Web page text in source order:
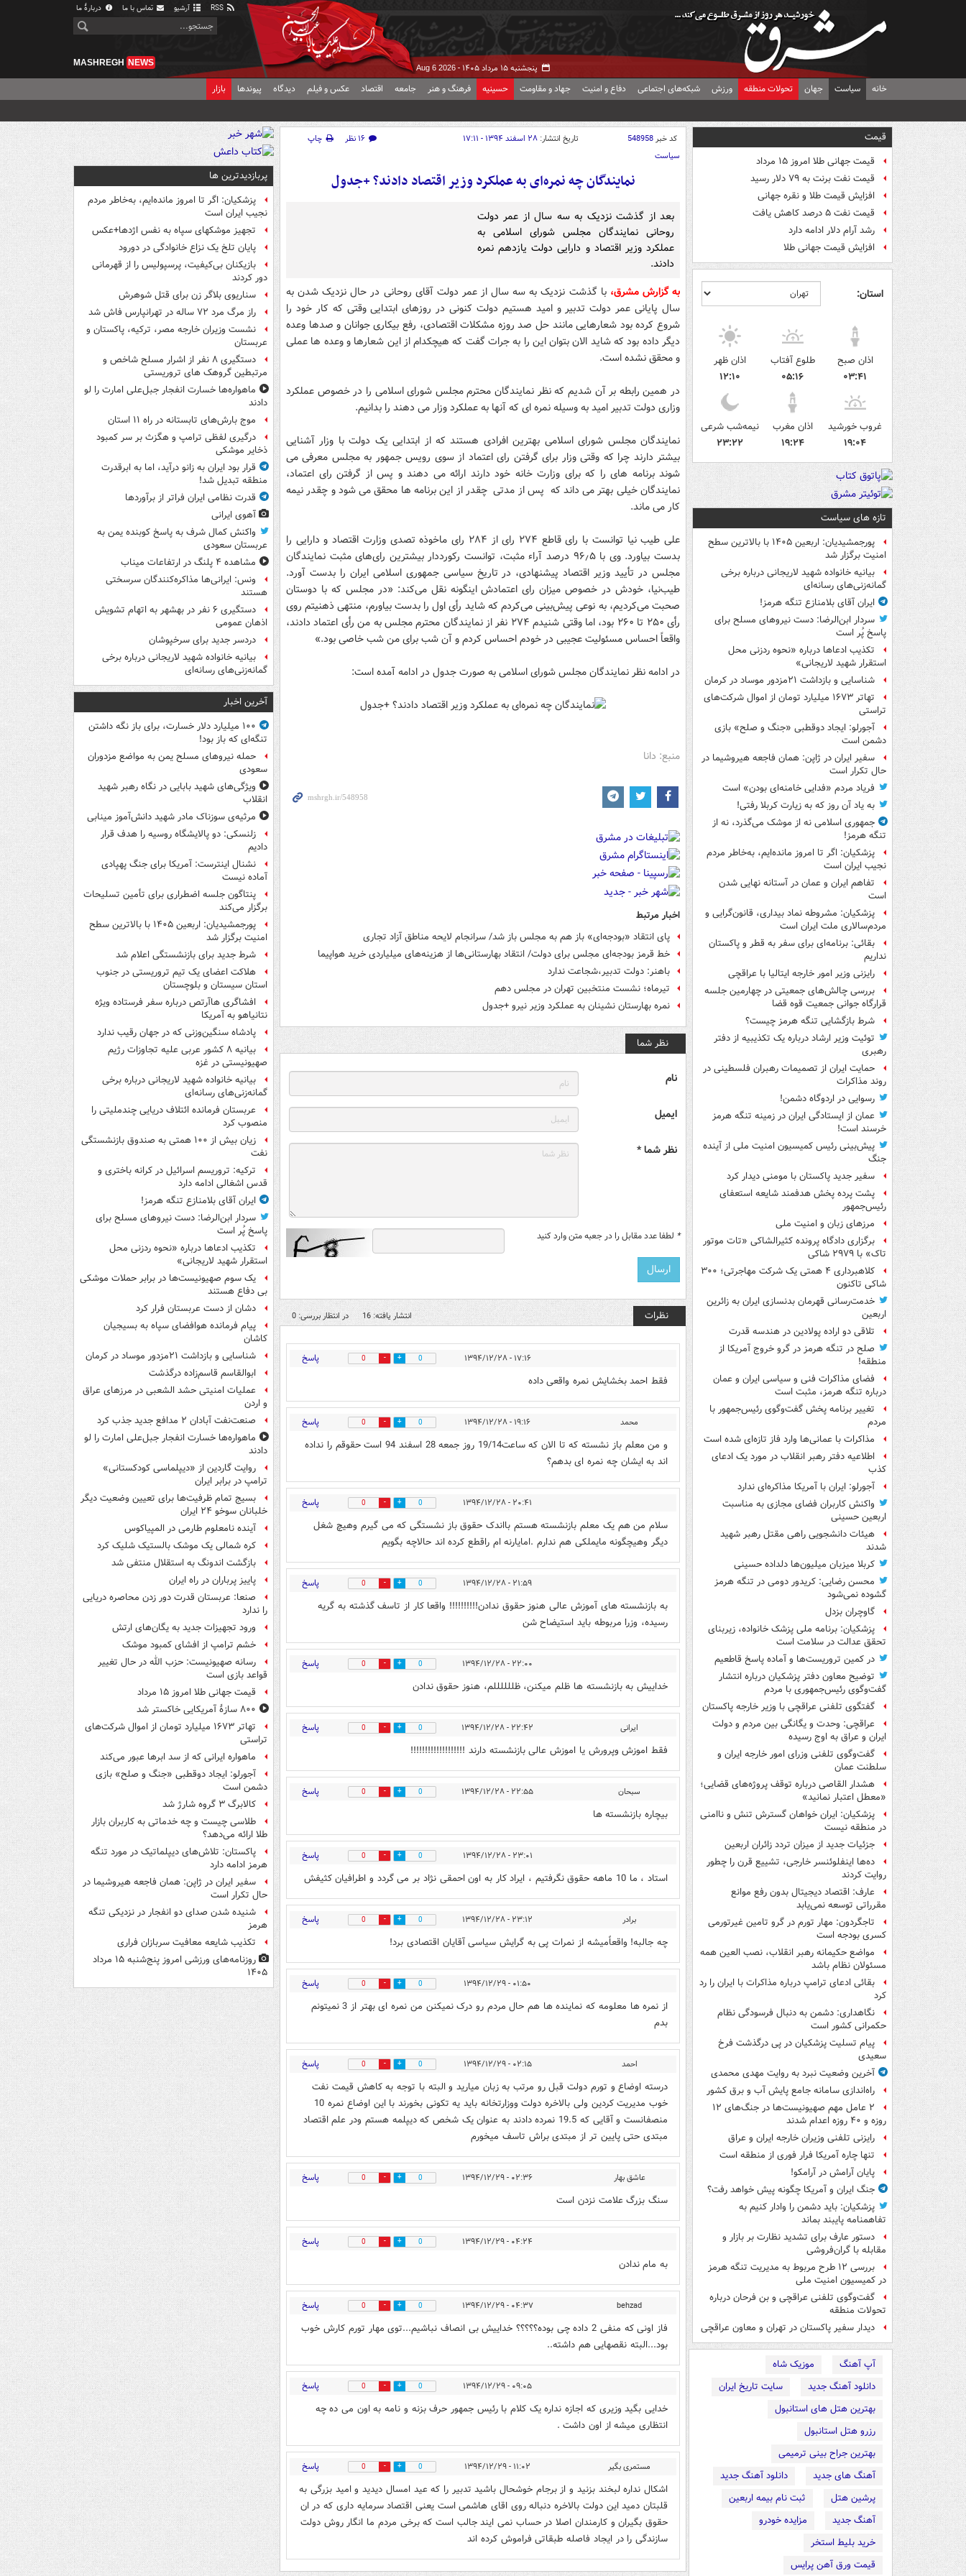
آرشیو تماس با ما دربارهٔ ما
پنجشنبه ۱۵ مرداد ۱۴۰۵ - Aug 6 2026
MASHREGH NEWS
خانه سیاست جهان تحولات منطقه ورزش شبکه‌های اجتماعی دفاع و امنیت جهاد و مقاومت حسینیه فرهنگ و هنر جامعه اقتصاد عکس و فیلم دیدگاه پیوندها بازار
قیمت
قیمت جهانی طلا امروز ۱۵ مرداد
قیمت نفت برنت به ۷۹ دلار رسید
افزایش قیمت طلا و نقره جهانی
قیمت نفت ۵ درصد کاهش یافت
رشد آرام دلار ادامه دارد
افزایش قیمت جهانی طلا
استان:
اذان صبح
۰۳:۴۱
طلوع آفتاب
۰۵:۱۶
اذان ظهر
۱۲:۱۰
غروب خورشید
۱۹:۰۴
اذان مغرب
۱۹:۲۴
نیمه‌شب شرعی
۲۳:۲۲
تازه های سیاست
پورجمشیدیان: اربعین ۱۴۰۵ با بالاترین سطح
امنیت برگزار شد
بیانیه خانواده شهید لاریجانی درباره برخی
گمانه‌زنی‌های رسانه‌ای
ایران آقای بلامنازع تنگه هرمز!
سردار ابن‌الرضا: دست نیروهای مسلح برای
پاسخ پُر است
تکذیب ادعاها درباره «نحوه ردزنی محل
استقرار شهید لاریجانی»
شناسایی و بازداشت ۲۱مزدور موساد در کرمان
تهاتر ۱۶۷۳ میلیارد تومان از اموال شرکت‌های
تراستی
آجورلو: ایجاد دوقطبی «جنگ و صلح‌» بازی
دشمن است
سفیر ایران در ژاپن: همان فاجعه هیروشیما در
حال تکرار است
فریاد مردم «فدایی خامنه‌ای بودن» است
به یاد آن روز که به زیارت کربلا رفتی!
جمهوری اسلامی نه از موشک می‌گذرد، نه از
تنگه هرمز!
پزشکیان: اگر تا امروز مانده‌ایم، به‌خاطر مردم
نجیب ایران است
تفاهم ایران و عمان در آستانه نهایی شدن
است
پزشکیان: مشروطه نماد بیداری، قانون‌گرایی و
مردم‌سالاری ملت ایران است
بقائی: برنامه‌ای برای سفر به قطر و پاکستان
نداریم
رایزنی وزیر امور خارجه ایتالیا با عراقچی
بررسی چالش‌های جمعیتی در چهارمین جلسه
قرارگاه جوانی جمعیت قوه قضا
شرط بازگشایی تنگه هرمز چیست؟
توئیت وزیر ارشاد درباره یک تکذیبیه از دفتر
رهبری
حمایت ایران از تصمیمات رهبران فلسطینی در
روند مذاکرات
رسوایی در اردوگاه دشمن!
عمان از ایستادگی ایران در زمینه تنگه هرمز
خرسند است!
پیش‌بینی رئیس کمیسیون امنیت ملی از آینده
جنگ
سفیر جدید پاکستان با مومنی دیدار کرد
پشت پرده پخش هدفمند شایعه استعفای
رئیس‌جمهور
مرزهای زبان و امنیت ملی
برگزاری دادگاه پرونده کثیرالشاکی «تات موتور
تاک» با ۲۹۷۹ شاکی
کلاهبرداری ۴ همتی یک شرکت مهاجرتی؛ ۳۰۰
شاکی تاکنون
خدمت‌رسانی قهرمان بدنسازی ایران به زائرین
اربعین
تلاقی دو اراده پولادین در هندسه قدرت
صلح در تنگه هرمز در گرو خروج آمریکا از
منطقه!
فضای مذاکرات فنی و سیاسی ایران و عمان
درباره تنگه هرمز، مثبت است
تغییر برنامه پخش گفت‌وگوی رئیس‌جمهور با
مردم
مذاکرات با عمانی‌ها وارد فاز تازه‌ای شده است
اطلاعیه دفتر رهبر انقلاب در مورد یک ادعای
کذب
آجورلو: ایران با آمریکا مذاکره‌ای ندارد
واکنش کاربران فضای مجازی به مناسبت
اربعین حسینی
هیئات دانشجویی راهی مقتل رهبر شهید
شدند
کربلا میزبان میلیون‌ها دلداده حسینی
محسن رضایی: کریدور دومی در تنگه هرمز
گشوده نمی‌شود
گاوچران بزدل
پزشکیان: برنامه ملی پزشک خانواده، زیربنای
تحقق عدالت در سلامت است
در کمین تروریست‌ها و آماده پاسخ قاطعیم
توضیح معاون دفتر پزشکیان درباره انتشار
گفت‌وگوی رئیس‌جمهوری با مردم
گفتگوی تلفنی عراقچی با وزیر خارجه پاکستان
عراقچی: وحدت و یگانگی بین مردم و دولت
ایران و عراق به اوج رسیده
گفت‌وگوی تلفنی وزرای امور خارجه ایران و
سلطنت عمان
هشدار القاصی درباره توقف پروژه‌های قضایی؛
«معطل اعتبار نمانید»
پزشکیان: ایران خواهان گسترش تنش و ناامنی
در منطقه نیست
جزئیات جدید از میزان تردد زائران اربعین
ده‌ها اینفلوئنسر خارجی، تشییع قرن را چطور
روایت کردند
عارف: اقتصاد دیجیتال بدون رفع موانع
مقرراتی توسعه نمی‌یابد
تاجگردون: مهار تورم در گرو تامین غیرتورمی
کسری بودجه است
مواضع حکیمانه رهبر انقلاب، نصب العین همه
مسئولان نظام باشد
بقائی ادعای ترامپ درباره مذاکرات با ایران را رد
کرد
نگاهداری: دشمن به دنبال فرسودگی نظام
حکمرانی کشور است
پیام تسلیت پزشکیان در پی درگذشت فرخ
سعیدی
آخرین وضعیت نبرد به روایت مهدی محمدی
راه‌اندازی سامانه جامع پایش آب و برق کشور
۲ عامل مهم صهیونیست‌ها در جنگ‌های ۱۲
روزه و ۴۰ روزه اعدام شدند
رایزنی تلفنی وزیران خارجه ایران و عراق
تنها چاره آمریکا فرار فوری از منطقه است
پایان آرامش در آرامکو!
جنگ ایران و آمریکا چگونه پیش خواهد رفت؟
پزشکیان: باید دشمن را وادار کنیم به
تفاهم‎نامه پایبند بماند
دستور عارف برای تشدید نظارت بر بازار و
مقابله با گران‌فروشی
بررسی ۱۲ طرح مربوط به مدیریت تنگه هرمز
در کمیسیون امنیت ملی
گفت‌وگوی تلفنی عراقچی و بن فرحان درباره
تحولات منطقه
دیدار سفیر پاکستان در تهران و معاون عراقچی
آپ آهنگ
موزیک شاه
دانلود آهنگ جدید
سایت تاریخ ایران
بهترین هتل های استانبول
رزرو هتل استانبول
بهترین جراح بینی ترمیمی
آهنگ های جدید
دانلود آهنگ جدید
پرشین هتل
ثبت نام بیمه اربعین
آهنگ جدید
مزایده خودرو
خرید بلیط استخر
قیمت ورق آهن پرایس
کد خبر548958 تاریخ انتشار: ۲۸ اسفند ۱۳۹۴ - ۱۷:۱۱ ۱۶ نظر
چاپ
سیاست
نمایندگان چه نمره‌ای به عملکرد وزیر اقتصاد دادند؟ +جدول
بعد از گذشت نزدیک به سه سال از عمر دولت
روحانی نمایندگان مجلس شورای اسلامی به
عملکرد وزیر اقتصاد و دارایی دولت یازدهم نمره
دادند.
به گزارش مشرق، با گذشت نزدیک به سه سال از عمر دولت آقای روحانی در حال نزدیک شدن به
سال پایانی عمر دولت تدبیر و امید هستیم دولت کنونی در روزهای ابتدایی وقتی که کار خود را
شروع کرده بود شعارهایی مانند حل صد روزه مشکلات اقتصادی، رفع بیکاری جوانان و صدها وعده
دیگر داده بود که شاید الان بتوان این را به جرات گفت که هیچکدام از این شعارها و وعده ها عملی
و محقق نشده است.
در همین رابطه بر آن شدیم که نظر نمایندگان محترم مجلس شورای اسلامی را در خصوص عملکرد
وزاری دولت تدبیر امید به وسیله نمره ای که آنها به عملکرد وزار می دهند را بدانیم.
نمایندگان مجلس شورای اسلامی بهترین افرادی هستند که از ابتدایی یک دولت با وزار آشنایی
بیشتر دارند چرا که وقتی وزار برای گرفتن رای اعتماد از سوی رویس جمهور به مجلس معرفی می
شوند برنامه های را که برای وزارت خانه خود دارند ارائه می دهند و پس از گرفتن رای اعتماد،
نمایندگان خیلی بهتر می داند که پس از مدتی چقدر از این برنامه ها محقق می شود و چقدر نیمه
کار می ماند.
علی طیب نیا توانست با رای قاطع ۲۷۴ رای از ۲۸۴ رای ماخوذه تصدی وزارت اقتصاد و دارایی را
بدست بیاورد. وی با ۹۶٫۵ درصد آراء مثبت، توانست رکورددار بیشترین رای‌های مثبت نمایندگان
مجلس در تأیید وزیر اقتصاد پیشنهادی، در تاریخ سیاسی جمهوری اسلامی ایران را بدست آورد.
طیب‌نیا، خودش در خصوص میزان رای اعتمادش اینگونه نقل می‌کند: «در مجلس که با دوستان
صحبت می‌کردیم، به نوعی پیش‌بینی می‌کردم که شاید رأی اول را بدست بیاورم، منتهی ذهنیتم روی
رأی ۲۵۰ تا ۲۶۰ بود، اما وقتی شنیدم ۲۷۴ نفر از نمایندگان محترم مجلس به من رأی اعتماد دادند،
واقعاً احساس مسئولیت عجیبی در خودم احساس کردم و آن شب برای من شب خاصی بود.»
در ادامه نظر نمایندگان مجلس شورای اسلامی به صورت جدول در ادامه آمده است:
منبع: دانا
اخبار مرتبط
پای انتقاد «بودجه‌ای» باز هم به مجلس باز شد/ سرانجام لایحه مناطق آزاد تجاری
خط قرمز بودجه‌ای مجلس برای دولت/ انتقاد بهارستانی‌ها از هزینه‌های میلیاردی خرید هواپیما
باهنر: دولت تدبیر،شجاعت ندارد
تیرماه؛ نشست منتخبین تهران در مجلس دهم
نمره بهارستان نشینان به عملکرد وزیر نیرو +جدول
نظر شما
نام
ایمیل
نظر شما *
* لطفا عدد مقابل را در جعبه متن وارد کنید
نظرات انتشار یافته: 16 در انتظار بررسی: 0
۱۷:۱۶ - ۱۳۹۴/۱۲/۲۸ 0
0 پاسخ
فقط احمد بخشایش نمره واقعی داده
محمد ۱۹:۱۶ - ۱۳۹۴/۱۲/۲۸ 0
0 پاسخ
و من معلم باز نشسته که تا الان که ساعت19/14 روز جمعه 28 اسفند 94 است حقوقم را نداده
اند به ایشان چه نمره ای بدهم؟
۲۰:۴۱ - ۱۳۹۴/۱۲/۲۸ 0
0 پاسخ
سلام من هم یک معلم بازنشسته هستم بااندک حقوق باز نشستگی که می گیرم وهیچ شغل
دیگر وهیچگونه مایملکی هم ندارم .امایارنه ام راقطع کرده اند حالاچه بگویم
۲۱:۵۹ - ۱۳۹۴/۱۲/۲۸ 0
0 پاسخ
به بازنشسته های آموزش عالی هنوز حقوق ندادن!!!!!!!!!! واقعا کار از تاسف گذشته به گریه
رسیده، وزرا مربوطه باید استیضاح شن
۲۲:۰۰ - ۱۳۹۴/۱۲/۲۸ 0
0 پاسخ
خداییش به بازنشسته ها ظلم میکنن، ظللللللم، هنوز حقوق ندادن
ایرانی ۲۲:۴۲ - ۱۳۹۴/۱۲/۲۸ 0
0 پاسخ
فقط اموزش وپرورش یا اموزش عالی بازنشسته دارند !!!!!!!!!!!!!!!!!!!
سبحان ۲۲:۵۵ - ۱۳۹۴/۱۲/۲۸ 0
0 پاسخ
بیچاره بازنشسته ها
۲۳:۰۱ - ۱۳۹۴/۱۲/۲۸ 0
0 پاسخ
استاد ، ما 10 ماهه حقوق نگرفتیم ، ایراد کار به اون احمقی نژاد بر می گردد و اطرافیان کثیفش
برادر ۲۳:۱۲ - ۱۳۹۴/۱۲/۲۸ 0
0 پاسخ
چه جالبه! واقعاًمیشه از نمرات پی به گرایش سیاسی آقایان اقتصادی برد!
۰۱:۵۰ - ۱۳۹۴/۱۲/۲۹ 0
0 پاسخ
از نمره ها معلومه که نماینده ها هم حال مردم رو درک نمیکنن من نمره ای بهتر از 3 نمیتونم
بدم
احمد ۰۲:۱۵ - ۱۳۹۴/۱۲/۲۹ 0
0 پاسخ
درسته اوضاع و تورم دولت قبل رو مرتب به زبان میارید و البته با توجه به کاهش قیمت نفت
خوب مدیریت کردین ولی بالاخره دولت ووزارتخانه باید یه تکونی بخورند با این اوضاع نمره 10
منصفانست و آقایی که 19.5 نمرده دادند به عنوان یک شخص که دیپلمه هستم ودر علم اقتصاد
مبتدی حتی پایین تر از مبتدی براش تاسف میخورم
عاشق بهار ۰۲:۳۶ - ۱۳۹۴/۱۲/۲۹ 0
0 پاسخ
سنگ بزرگ علامت نزدن است
۰۴:۲۴ - ۱۳۹۴/۱۲/۲۹ 0
0 پاسخ
به مام ندادن
behzad ۰۴:۳۷ - ۱۳۹۴/۱۲/۲۹ 0
0 پاسخ
فاز اونی که منفی 2 داده چی بوده؟؟؟؟؟ خداییش بی انصاف نباشیم...توی مهار تورم کارش خوب
بود...البته نقصهایی هم داشته..
۰۹:۰۵ - ۱۳۹۴/۱۲/۲۹ 0
0 پاسخ
خدایی بگید وزیری که اجازه نداره یک کلام با رئیس جمهور حرف بزنه و نامه به اون می ده چه
انتظاری میشه از اون داشت .
مستمری بگیر ۱۱:۰۲ - ۱۳۹۴/۱۲/۲۹ 0
0 پاسخ
اشکال نداره لبخند بزنید و از برجام خوشحال باشید تدبیر را که عید امسال دیدید و امید بزرگی به
قلبتان دمید این دولت بالاخره دنباله روی اقای هاشمی است یعنی اقتصاد سرمایه داری که در ان
حقوق بگیران و کارمندان اصلا در حساب نمی ایند جالب است که برخی مردم ما انگار روش دولت
سازندگی را در ایجاد فاصله طبقاتی فراموش کرده اند
پربازدیدترین ها
پزشکیان: اگر تا امروز مانده‌ایم، به‌خاطر مردم
نجیب ایران است
تجهیز موشکهای سپاه به نفس اژدها+عکس
پایان تلخ یک نزاع خانوادگی در دورود
بازیکنان بی‌کیفیت، پرسپولیس را از قهرمانی
دور کردند
سناریوی بلاگر زن برای قتل شوهرش
راز مرگ مرد ۷۲ ساله در تهرانپارس فاش شد
نشست وزیران خارجه مصر، ترکیه، پاکستان و
عربستان
دستگیری ۸ نفر از اشرار مسلح شاخص و
مرتبطین گروهک های تروریستی
ماهواره‌ها خسارت انفجار جبل‌علی امارت را لو
دادند
موج بارش‌های تابستانه در راه ۱۱ استان
درگیری لفظی ترامپ و هگزث بر سر کمبود
ذخایر موشکی
قرار بود ایران به زانو درآید، اما به ابرقدرت
منطقه تبدیل شد!
قدرت نظامی ایران فراتر از برآوردها
آهوی ایرانی
واکنش کمال شرف به پاسخ کوبنده یمن به
عربستان سعودی
مشاهده ۴ پلنگ در ارتفاعات میناب
ونس: ایرانی‌ها مذاکره‌کنندگان سرسختی
هستند
دستگیری ۶ نفر در بهشهر به اتهام تشویش
اذهان عمومی
دردسر جدید برای سرخپوشان
بیانیه خانواده شهید لاریجانی درباره برخی
گمانه‌زنی‌های رسانه‌ای
آخرین اخبار
۱۰۰ میلیارد دلار خسارت، برای باز نگه داشتن
تنگه‌ای که باز بود!
حمله نیروهای مسلح یمن به مواضع مزدوران
سعودی
ویژگی‌های شهید بابایی در نگاه رهبر شهید
انقلاب
مرثیه‌ی سوزناک مادر شهید دانش‌آموز مینابی
زلنسکی: دو پالایشگاه روسیه را هدف قرار
دادیم
نشنال اینترست: آمریکا برای جنگ پهپادی
آماده نیست
پنتاگون جلسه اضطراری برای تأمین تسلیحات
برگزار می‌کند
پورجمشیدیان: اربعین ۱۴۰۵ با بالاترین سطح
امنیت برگزار شد
شرط جدید برای بازنشستگی اعلام شد
هلاکت اعضای یک تیم تروریستی در جنوب
استان سیستان و بلوچستان
افشاگری هاآرتص درباره سفر فرستاده ویژه
نتانیاهو به آمریکا
پادشاه سنگین‌وزنی که در جهان رقیب ندارد
بیانیه ۸ کشور عربی علیه تجاوزات رژیم
صهیونیستی در غزه
بیانیه خانواده شهید لاریجانی درباره برخی
گمانه‌زنی‌های رسانه‌ای
عربستان فرمانده ائتلاف دریایی چندملیتی را
منصوب کرد
زیان بیش از ۱۰۰ همتی به صندوق‌ بازنشستگی
نفت
ترکیه: تروریسم اسرائیل در کرانه باختری و
قدس اشغالی ادامه دارد
ایران آقای بلامنازع تنگه هرمز!
سردار ابن‌الرضا: دست نیروهای مسلح برای
پاسخ پُر است
تکذیب ادعاها درباره «نحوه ردزنی محل
استقرار شهید لاریجانی»
یک‌ سوم صهیونیست‌ها در برابر حملات موشکی
بی دفاع هستند
دشان از دست عربستان فرار کرد
پیام فرمانده هوافضای سپاه به بسیجیان
کاشان
شناسایی و بازداشت ۲۱مزدور موساد در کرمان
ابوالقاسم قاسم‌زاده درگذشت
عملیات امنیتی حشد الشعبی در مرزهای عراق
و اردن
صنعت‌نفت آبادان ۲ مدافع جدید جذب کرد
ماهواره‌ها خسارت انفجار جبل‌علی امارت را لو
دادند
روایت گاردین از «دیپلماسی کودکستانی»
ترامپ در برابر ایران
بسیج تمام ظرفیت‌ها برای تعیین وضعیت دیگر
خلبانان سوخو ۲۴ ایران
آینده نامعلوم طارمی در المپیاکوس
کره شمالی یک موشک بالستیک شلیک کرد
بازگشت اندونگ به استقلال منتفی شد
پاییز پرباران در راه ایران
صنعا: عربستان قدرت دور زدن محاصره دریایی
را ندارد
ورود تجهیزات جدید به یگان‌های ارتش
خشم ترامپ از افشای کمبود موشک
رسانه صهیونیست: حزب الله در حال تغییر
قواعد بازی است
قیمت جهانی طلا امروز ۱۵ مرداد
۸۰۰ سازۀ آمریکایی خاکستر شد
تهاتر ۱۶۷۳ میلیارد تومان از اموال شرکت‌های
تراستی
ماهواره ایرانی که از سد ابرها عبور می‌کند
آجورلو: ایجاد دوقطبی «جنگ و صلح‌» بازی
دشمن است
کالابرگ ۳ گروه شارژ شد
طلاسی چیست و چه خدماتی به کاربران بازار
طلا ارائه می‌دهد؟
پاکستان: تلاش‌های دیپلماتیک در مورد تنگه
هرمز ادامه دارد
سفیر ایران در ژاپن: همان فاجعه هیروشیما در
حال تکرار است
شنیده شدن صدای دو انفجار در نزدیکی تنگه
هرمز
تکذیب شایعه معافیت سربازان فراری
روزنامه‌های ورزشی امروز پنج‌شنبه ۱۵ مرداد
۱۴۰۵